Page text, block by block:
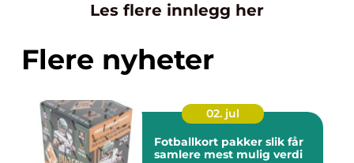
Les flere innlegg her
Flere nyheter
02. jul
Fotballkort pakker slik får
samlere mest mulig verdi